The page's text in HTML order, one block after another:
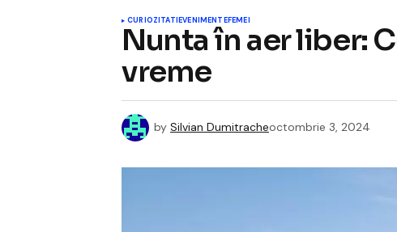
CURIOZITATIEVENIMENTEFEMEI
Nunta în aer liber:
vreme
by Silvian Dumitracheoctombrie 3, 2024